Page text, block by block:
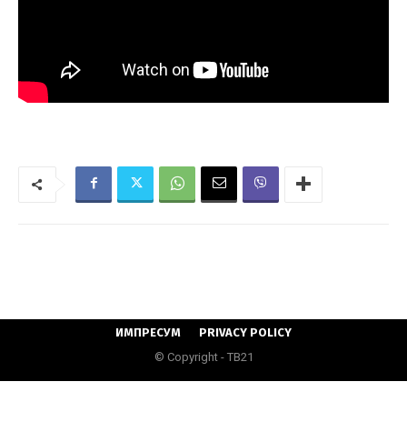
ИМПРЕСУМ
PRIVACY POLICY
© Copyright - ТВ21